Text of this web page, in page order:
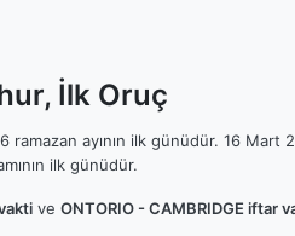
İlk Oruç
ayının ilk günüdür. 16
ilk günüdür.
ve ONTORIO - CAMBRIDGE iftar